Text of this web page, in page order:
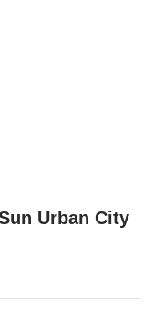
Urban City